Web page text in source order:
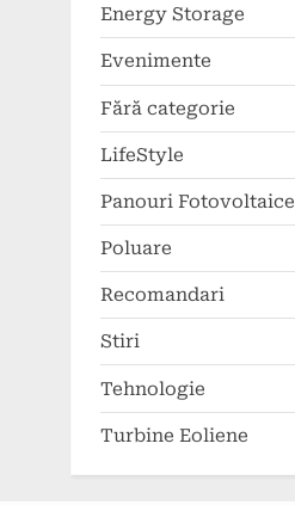
Energy Storage
Evenimente
Fără categorie
LifeStyle
Panouri Fotovoltaice
Poluare
Recomandari
Stiri
Tehnologie
Turbine Eoliene